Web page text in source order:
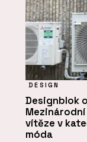
DESIGN
Designblok
vítěze v
móda